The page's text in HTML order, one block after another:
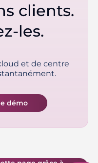
clients.
les.
et de centre
démo